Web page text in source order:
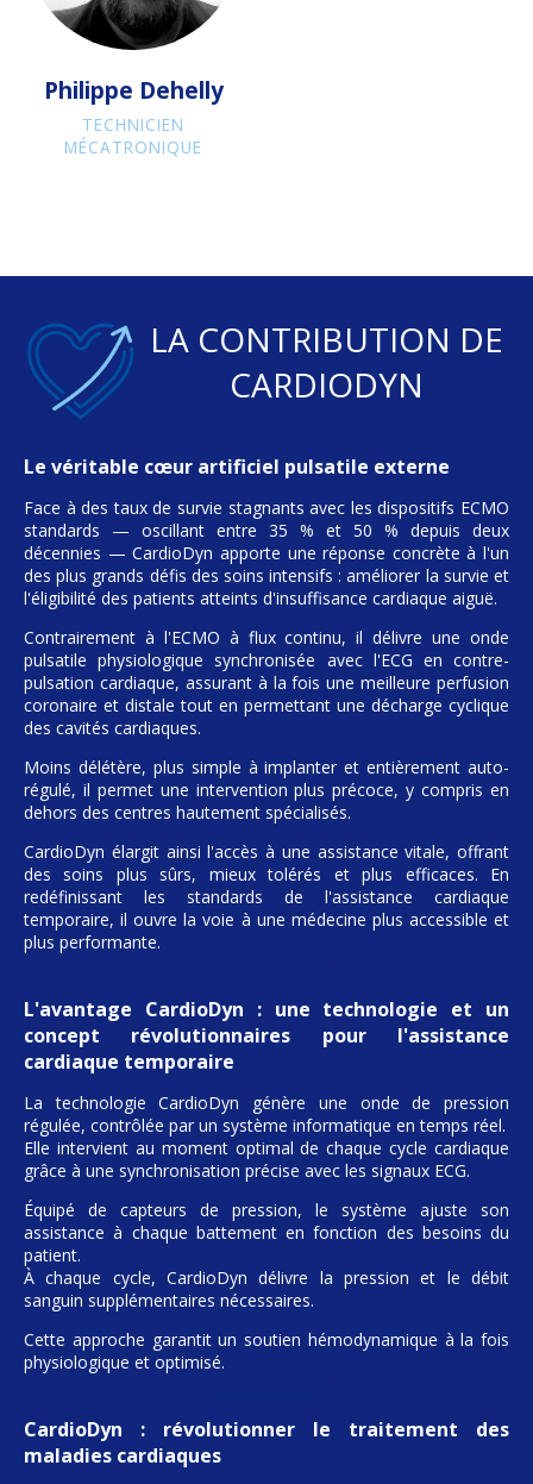
Philippe Dehelly
TECHNICIEN
MÉCATRONIQUE
LA CONTRIBUTION DE
CARDIODYN
Le véritable cœur artificiel pulsatile externe
Face à des taux de survie stagnants avec les dispositifs ECMO
standards — oscillant entre 35 % et 50 % depuis deux
décennies — CardioDyn apporte une réponse concrète à l'un
des plus grands défis des soins intensifs : améliorer la survie et
l'éligibilité des patients atteints d'insuffisance cardiaque aiguë.
Contrairement à l'ECMO à flux continu, il délivre une onde
pulsatile physiologique synchronisée avec l'ECG en contre-
pulsation cardiaque, assurant à la fois une meilleure perfusion
coronaire et distale tout en permettant une décharge cyclique
des cavités cardiaques.
Moins délétère, plus simple à implanter et entièrement auto-
régulé, il permet une intervention plus précoce, y compris en
dehors des centres hautement spécialisés.
CardioDyn élargit ainsi l'accès à une assistance vitale, offrant
des soins plus sûrs, mieux tolérés et plus efficaces. En
redéfinissant les standards de l'assistance cardiaque
temporaire, il ouvre la voie à une médecine plus accessible et
plus performante.
L'avantage CardioDyn : une technologie et un
concept révolutionnaires pour l'assistance
cardiaque temporaire
La technologie CardioDyn génère une onde de pression
régulée, contrôlée par un système informatique en temps réel.
Elle intervient au moment optimal de chaque cycle cardiaque
grâce à une synchronisation précise avec les signaux ECG.
Équipé de capteurs de pression, le système ajuste son
assistance à chaque battement en fonction des besoins du
patient.
À chaque cycle, CardioDyn délivre la pression et le débit
sanguin supplémentaires nécessaires.
Cette approche garantit un soutien hémodynamique à la fois
physiologique et optimisé.
CardioDyn : révolutionner le traitement des
maladies cardiaques